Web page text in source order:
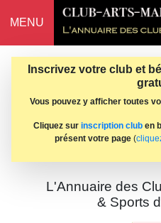
MENU
Inscrivez votre club et
Vous pouvez y afficher toutes
Cliquez sur inscription club en
présent votre page (
L'Annuaire des
& Sports